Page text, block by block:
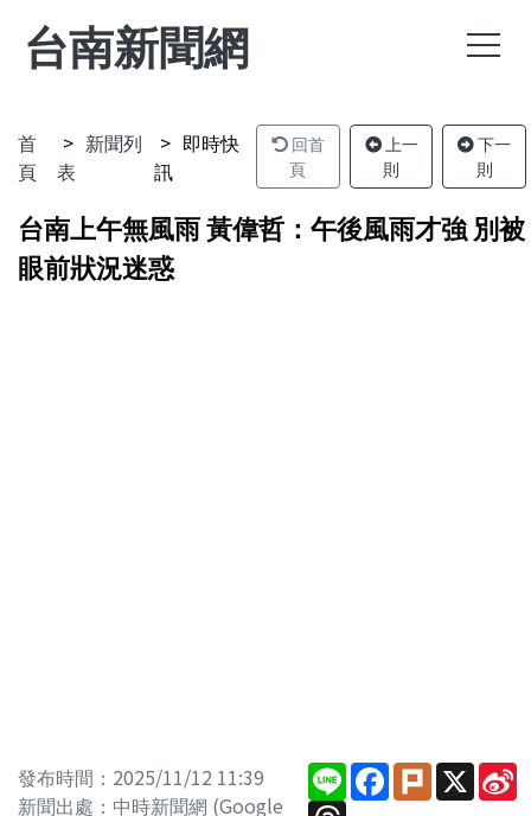
台南新聞網
首
頁
新聞列
表
即時快
訊
回首
頁
上一
則
下一
則
台南上午無風雨 黃偉哲：午後風雨才強 別被
眼前狀況迷惑
發布時間：2025/11/12 11:39
新聞出處：中時新聞網 (Google
LineFacebook
PlurkX
Threads